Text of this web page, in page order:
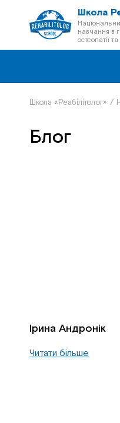
Школа
навчання в
остеопатії
Школа «Реабілітолог» /
Блог
Ірина Андронік
Читати більше